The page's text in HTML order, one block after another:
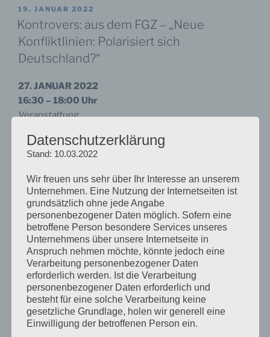
VERÖFFENTLICHT
AM
19. JANUAR 2022
Kontrovers: aus dem FGZ – „Neue
Konfliktlinien: Polarisiert sich
Deutschland?“
27. JANUAR 2022
16:30 – 18:00 Uhr
Veranstaltung
Die in Politik und Öffentlichkeit artikulierte Sorge um
eine gesellschaftliche Polarisierung umfasst
Pandemiebekämpfung, Klima-, Gender- und
Migrationspolitik würden zunehmend verhärtet
geführt, Meinungen und Einstellungen, Gruppen und
Parteien stünden sich dabei unversöhnlich bis
feindschaftlich gegenüber und radikalisierten sich.
Wechselseitiges Vertrauen und
Kompromissbereitschaft gingen verloren und
Konflikte würden immer häufiger gewaltsam
ausgetragen. Das „Auseinanderdriften der
Gesellschaft“ wird darüber hinaus in einer
unüberbrückbar werdenden Kluft zwischen Arm und
Datenschutzerklärung
Stand: 10.03.2022
Wir freuen uns sehr über Ihr Interesse an unserem
Unternehmen. Eine Nutzung der Internetseiten ist
grundsätzlich ohne jede Angabe
personenbezogener Daten möglich. Sofern eine
betroffene Person besondere Services unseres
Unternehmens über unsere Internetseite in
Anspruch nehmen möchte, könnte jedoch eine
Verarbeitung personenbezogener Daten
erforderlich werden. Ist die Verarbeitung
personenbezogener Daten erforderlich und
besteht für eine solche Verarbeitung keine
gesetzliche Grundlage, holen wir generell eine
Einwilligung der betroffenen Person ein.